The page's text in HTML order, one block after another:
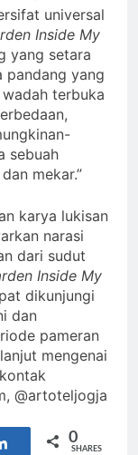
universal
Inside My
yang setara
pandang yang
wadah terbuka
sebuah
mekar.”
karya lukisan
narasi
dari sudut
Inside My
dikunjungi
dan
pameran
mengenai
@artoteljogja
Share 0
SHARES